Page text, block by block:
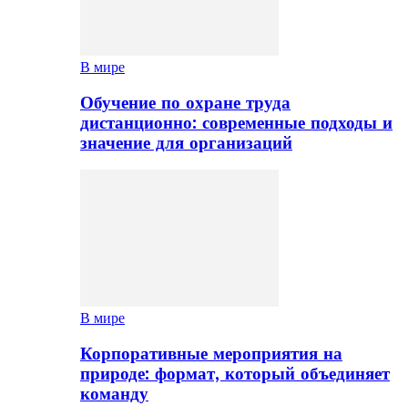
В мире
Обучение по охране труда
дистанционно: современные подходы и
значение для организаций
В мире
Корпоративные мероприятия на
природе: формат, который объединяет
команду